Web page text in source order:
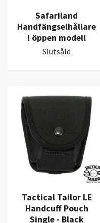
Safariland
Handfängselhållare
i öppen modell
Slutsåld
Tactical Tailor LE
Handcuff Pouch
Single - Black